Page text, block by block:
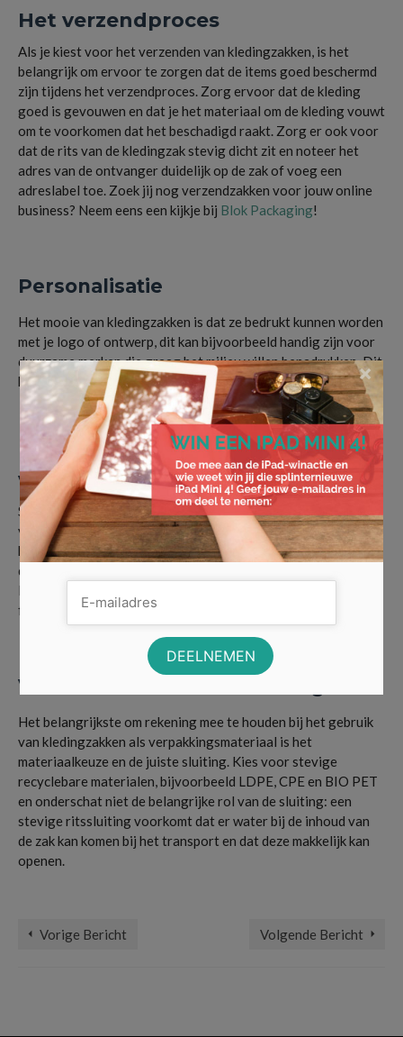
Het verzendproces
Als je kiest voor het verzenden van kledingzakken, is het
belangrijk om ervoor te zorgen dat de items goed beschermd
zijn tijdens het verzendproces. Zorg ervoor dat de kleding
goed is gevouwen en dat je het materiaal om de kleding vouwt
om te voorkomen dat het beschadigd raakt. Zorg er ook voor
dat de rits van de kledingzak stevig dicht zit en noteer het
adres van de ontvanger duidelijk op de zak of voeg een
adreslabel toe. Zoek jij nog verzendzakken voor jouw online
business? Neem eens een kijkje bij Blok Packaging!
Personalisatie
Het mooie van kledingzakken is dat ze bedrukt kunnen worden
met je logo of ontwerp, dit kan bijvoorbeeld handig zijn voor
duurzame merken die graag het milieu willen benadrukken. Dit
kan ook bijdragen aan de merkbekendheid en klantloyaliteit.
De voordelen van een
veerkrachtige kledingzak
Soms kan het voorkomen dat een artikel dat je hebt
verzonden, om welke reden dan ook, wordt geretourneerd. Bij
het gebruik van een kledingzak als verpakking, hebben klanten
de mogelijkheid om artikelen in dezelfde zak terug te sturen.
Dit is voor klanten erg praktisch en voor jou als verkoper
financieel aantrekkelijk.
Voorwaarden van een kledingzak
Het belangrijkste om rekening mee te houden bij het gebruik
van kledingzakken als verpakkingsmateriaal is het
materiaalkeuze en de juiste sluiting. Kies voor stevige
recyclebare materialen, bijvoorbeeld LDPE, CPE en BIO PET
en onderschat niet de belangrijke rol van de sluiting: een
stevige ritssluiting voorkomt dat er water bij de inhoud van
de zak kan komen bij het transport en dat deze makkelijk kan
openen.
Vorige Bericht Volgende Bericht
×